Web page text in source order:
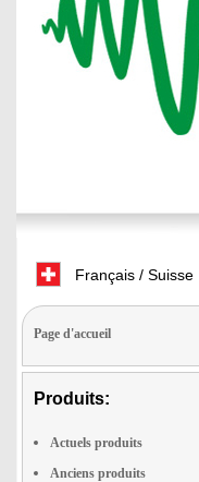
Français / Suisse
Page d'accueil
Produits:
Actuels produits
Anciens produits